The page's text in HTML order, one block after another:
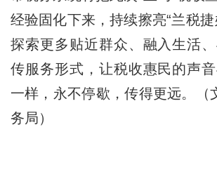
经验固化下来，持续擦亮“兰税捷
探索更多贴近群众、融入生活
传服务形式，让税收惠民的声
一样，永不停歇，传得更远。（
务局）